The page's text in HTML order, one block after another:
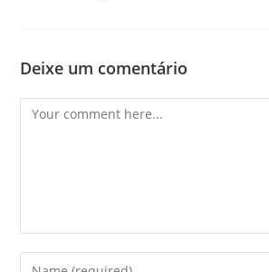
Deixe um comentário
Comment
Enter